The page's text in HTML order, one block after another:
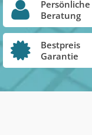
Persönliche
Beratung
Bestpreis
Garantie